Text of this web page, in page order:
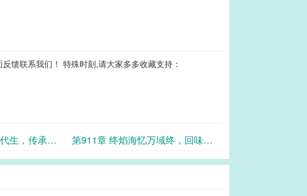
馈联系我们！ 特殊时刻,请大家多多收藏支持：
生，传承酿
第911章 终焰海忆万域终，回味酿
存千代忆